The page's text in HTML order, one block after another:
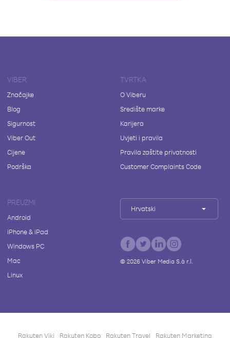
VIBER
Značajke
Blog
Sigurnost
Viber Out
Cijene
Podrška
TVRTKA
O Viberu
Središte marke
Karijera
Uvjeti i pravila
Pravila zaštite privatnosti
Customer Complaints Code
PREUZMI
Android
iPhone & iPad
Windows PC
Mac
Linux
Hrvatski
© 2026Viber Media S.à r.l.
Rakuten Viki Rakuten Kobo Rakuten Travel Rakuten Marketing